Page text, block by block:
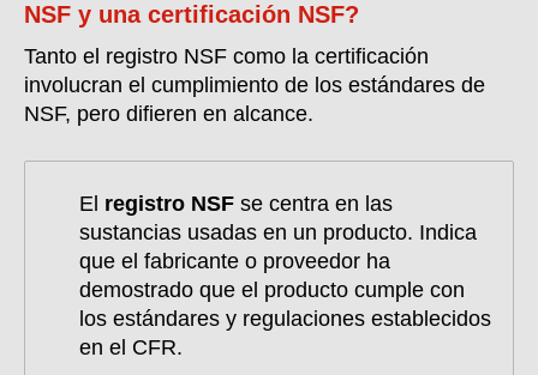
NSF y una certificación NSF?
Tanto el registro NSF como la certificación
involucran el cumplimiento de los estándares de
NSF, pero difieren en alcance.
El registro NSF se centra en las
sustancias usadas en un producto. Indica
que el fabricante o proveedor ha
demostrado que el producto cumple con
los estándares y regulaciones establecidos
en el CFR.